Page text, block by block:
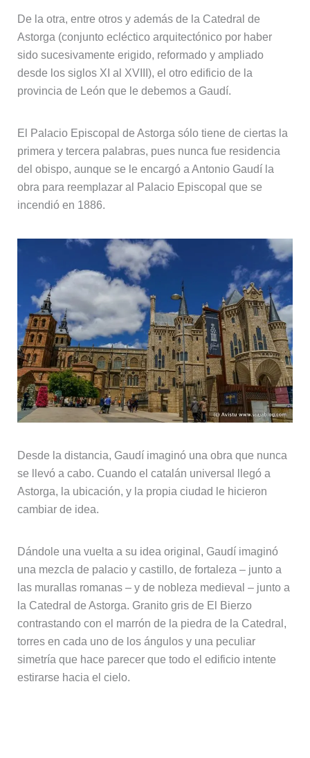
De la otra, entre otros y además de la Catedral de
Astorga (conjunto ecléctico arquitectónico por haber
sido sucesivamente erigido, reformado y ampliado
desde los siglos XI al XVIII), el otro edificio de la
provincia de León que le debemos a Gaudí.
El Palacio Episcopal de Astorga sólo tiene de ciertas la
primera y tercera palabras, pues nunca fue residencia
del obispo, aunque se le encargó a Antonio Gaudí la
obra para reemplazar al Palacio Episcopal que se
incendió en 1886.
Desde la distancia, Gaudí imaginó una obra que nunca
se llevó a cabo. Cuando el catalán universal llegó a
Astorga, la ubicación, y la propia ciudad le hicieron
cambiar de idea.
Dándole una vuelta a su idea original, Gaudí imaginó
una mezcla de palacio y castillo, de fortaleza – junto a
las murallas romanas – y de nobleza medieval – junto a
la Catedral de Astorga. Granito gris de El Bierzo
contrastando con el marrón de la piedra de la Catedral,
torres en cada uno de los ángulos y una peculiar
simetría que hace parecer que todo el edificio intente
estirarse hacia el cielo.